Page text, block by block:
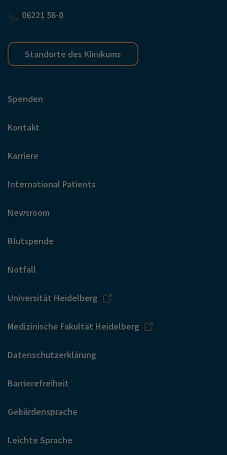
06221 56-0
Standorte des Klinikums
Spenden
Kontakt
Karriere
International Patients
Newsroom
Blutspende
Notfall
Universität Heidelberg
Medizinische Fakultät Heidelberg
Datenschutzerklärung
Barrierefreiheit
Gebärdensprache
Leichte Sprache